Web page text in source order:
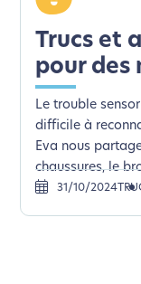
Trucs et
pour des
Le trouble
difficile à
Eva nous
chaussures, le
31/10/2024